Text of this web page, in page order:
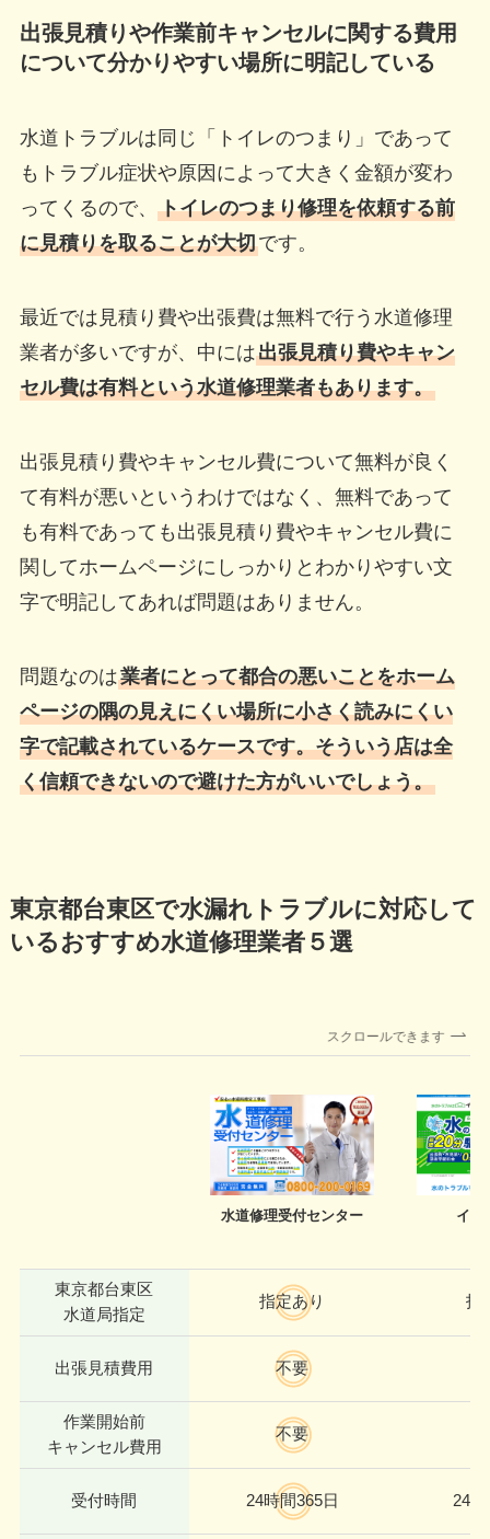
出張見積りや作業前キャンセルに関する費用
について分かりやすい場所に明記している
水道トラブルは同じ「トイレのつまり」であって
もトラブル症状や原因によって大きく金額が変わ
ってくるので、 トイレのつまり修理を依頼する前
に見積りを取ることが大切です。
最近では見積り費や出張費は無料で行う水道修理
業者が多いですが、中には出張見積り費やキャン
セル費は有料という水道修理業者もあります。
出張見積り費やキャンセル費について無料が良く
て有料が悪いというわけではなく、無料であって
も有料であっても出張見積り費やキャンセル費に
関してホームページにしっかりとわかりやすい文
字で明記してあれば問題はありません。
問題なのは業者にとって都合の悪いことをホーム
ページの隅の見えにくい場所に小さく読みにくい
字で記載されているケースです。そういう店は全
く信頼できないので避けた方がいいでしょう。
東京都台東区で水漏れトラブルに対応して
いるおすすめ水道修理業者５選
スクロールできます
水道修理受付センター イー
東京都台東区
水道局指定
指定あり 指
出張見積費用 不要
作業開始前
キャンセル費用
不要
受付時間 24時間365日 24